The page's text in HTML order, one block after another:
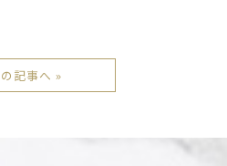
記事へ »